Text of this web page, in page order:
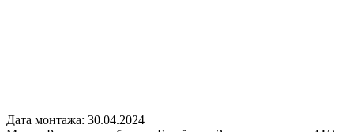
Дата монтажа: 30.04.2024